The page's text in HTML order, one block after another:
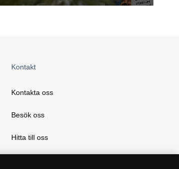
Kontakt
Kontakta oss
Besök oss
Hitta till oss